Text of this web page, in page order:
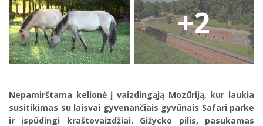
+2
Nepamirštama kelionė į vaizdingąją Mozūriją, kur laukia
susitikimas su laisvai gyvenančiais gyvūnais Safari parke
ir įspūdingi kraštovaizdžiai. Gižycko pilis, pasukamas